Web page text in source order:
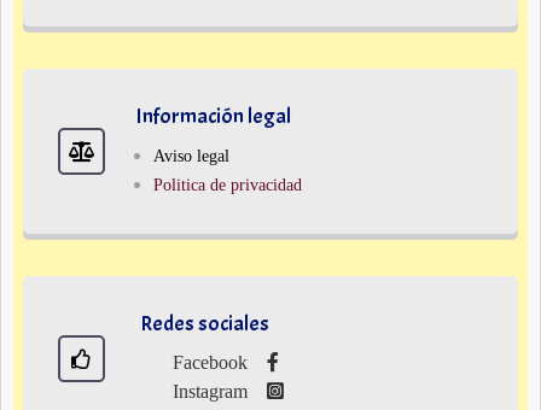
Información legal
Aviso legal
Politica de privacidad
Redes sociales
Facebook
Instagram